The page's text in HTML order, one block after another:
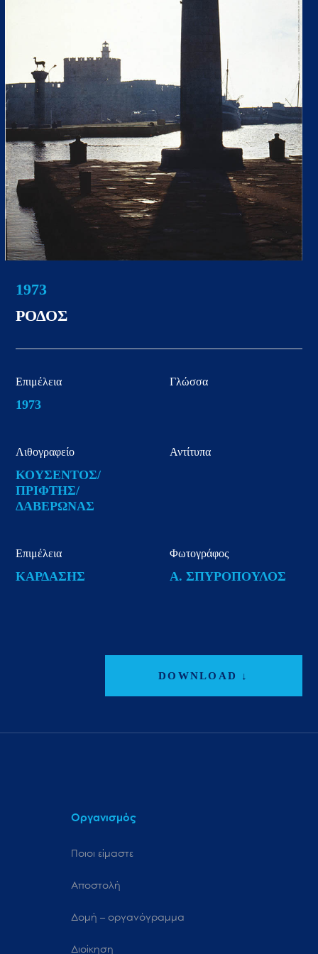
1973
ΡΟΔΟΣ
Επιμέλεια
1973
Γλώσσα
Λιθογραφείο
ΚΟΥΣΕΝΤΟΣ/
ΠΡΙΦΤΗΣ/
ΔΑΒΕΡΩΝΑΣ
Αντίτυπα
Επιμέλεια
ΚΑΡΔΑΣΗΣ
Φωτογράφος
Α. ΣΠΥΡΟΠΟΥΛΟΣ
DOWNLOAD ↓
Οργανισμός
Ποιοι είμαστε
Αποστολή
Δομή – οργανόγραμμα
Διοίκηση